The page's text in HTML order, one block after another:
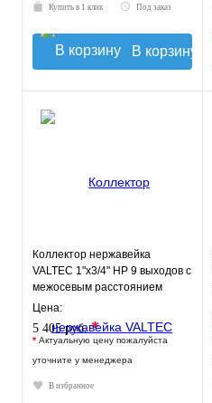
Купить в 1 клик Под заказ
В корзину
Коллектор нержавейка
VALTEC 1"х3/4" НР 9 выходов с
межосевым расстоянием
выходов 50мм
Цена:
5 405 руб.*
* Актуальную цену пожалуйста
уточните у менеджера
В избранное